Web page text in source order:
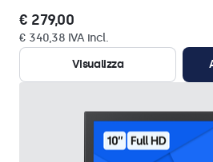
€ 279,00
€ 340,38 IVA incl.
Visualizza